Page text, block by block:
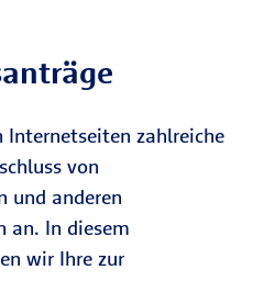
zahlreiche
von
und anderen
an. In diesem
wir Ihre zur